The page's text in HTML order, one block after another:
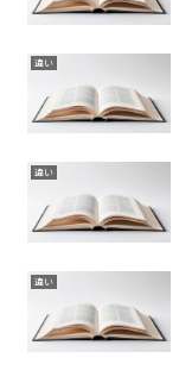
違い
違い
違い